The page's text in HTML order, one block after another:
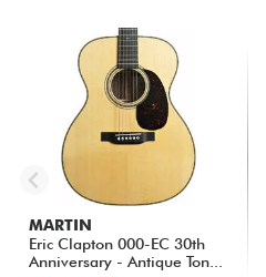
MARTIN
Eric Clapton 000-EC 30th
Anniversary - Antique Ton...